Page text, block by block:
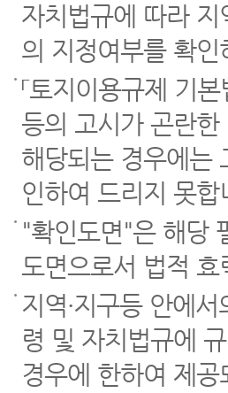
자치법규에 따라 지
의 지정여부를 확
「토지이용규제 기
등의 고시가 곤란한
해당되는 경우에는
인하여 드리지 못합
"확인도면"은 해당
도면으로서 법적
지역·지구등 안에
령 및 자치법규에
경우에 한하여 제